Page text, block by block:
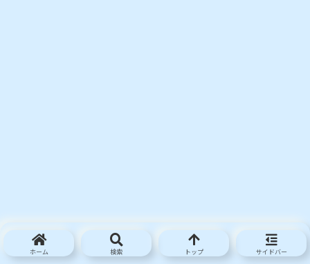
ホーム 検索 トップ サイドバー